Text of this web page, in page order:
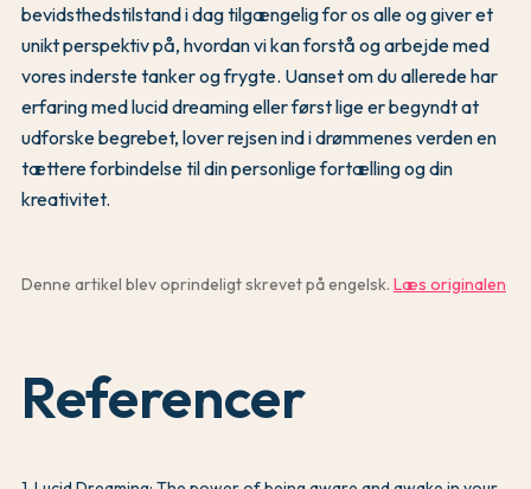
bevidsthedstilstand i dag tilgængelig for os alle og giver et
unikt perspektiv på, hvordan vi kan forstå og arbejde med
vores inderste tanker og frygte. Uanset om du allerede har
erfaring med lucid dreaming eller først lige er begyndt at
udforske begrebet, lover rejsen ind i drømmenes verden en
tættere forbindelse til din personlige fortælling og din
kreativitet.
Denne artikel blev oprindeligt skrevet på engelsk. Læs originalen
Referencer